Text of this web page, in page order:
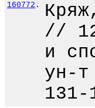
160772 .
//
и
ун-
131-